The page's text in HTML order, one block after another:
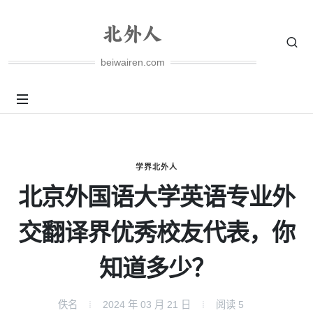
beiwairen.com
学界北外人
北京外国语大学英语专业外
交翻译界优秀校友代表，你
知道多少？
佚名 2024 年 03 月 21 日 阅读 5